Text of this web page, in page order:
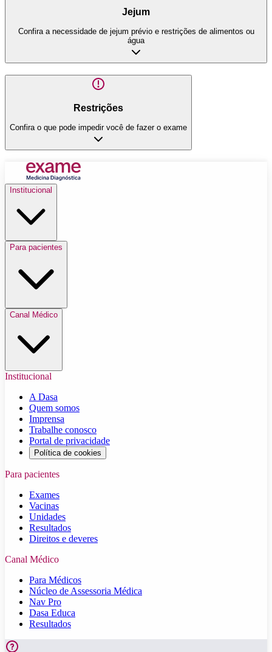
Jejum
Confira a necessidade de jejum prévio e restrições de alimentos ou
água
Restrições
Confira o que pode impedir você de fazer o exame
Institucional
Para pacientes
Canal Médico
Institucional
A Dasa
Quem somos
Imprensa
Trabalhe conosco
Portal de privacidade
Política de cookies
Para pacientes
Exames
Vacinas
Unidades
Resultados
Direitos e deveres
Canal Médico
Para Médicos
Núcleo de Assessoria Médica
Nav Pro
Dasa Educa
Resultados